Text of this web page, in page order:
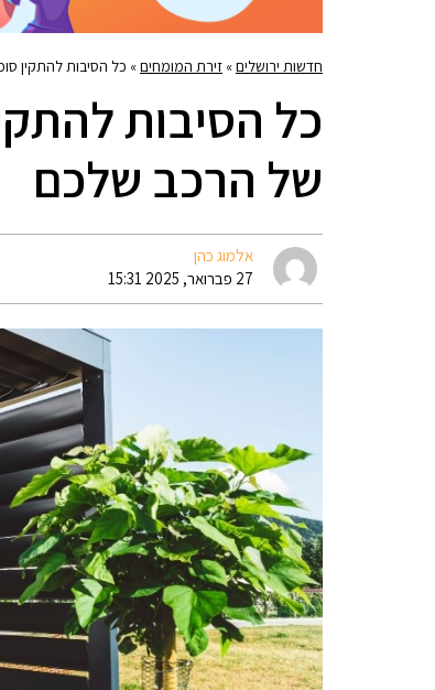
חדשות ירושלים» זירת המומחים» כל הסיבות להתקין
כל הסיבות
של הרכב שלכם
אלמוג כהן
27 פברואר, 2025 15:31